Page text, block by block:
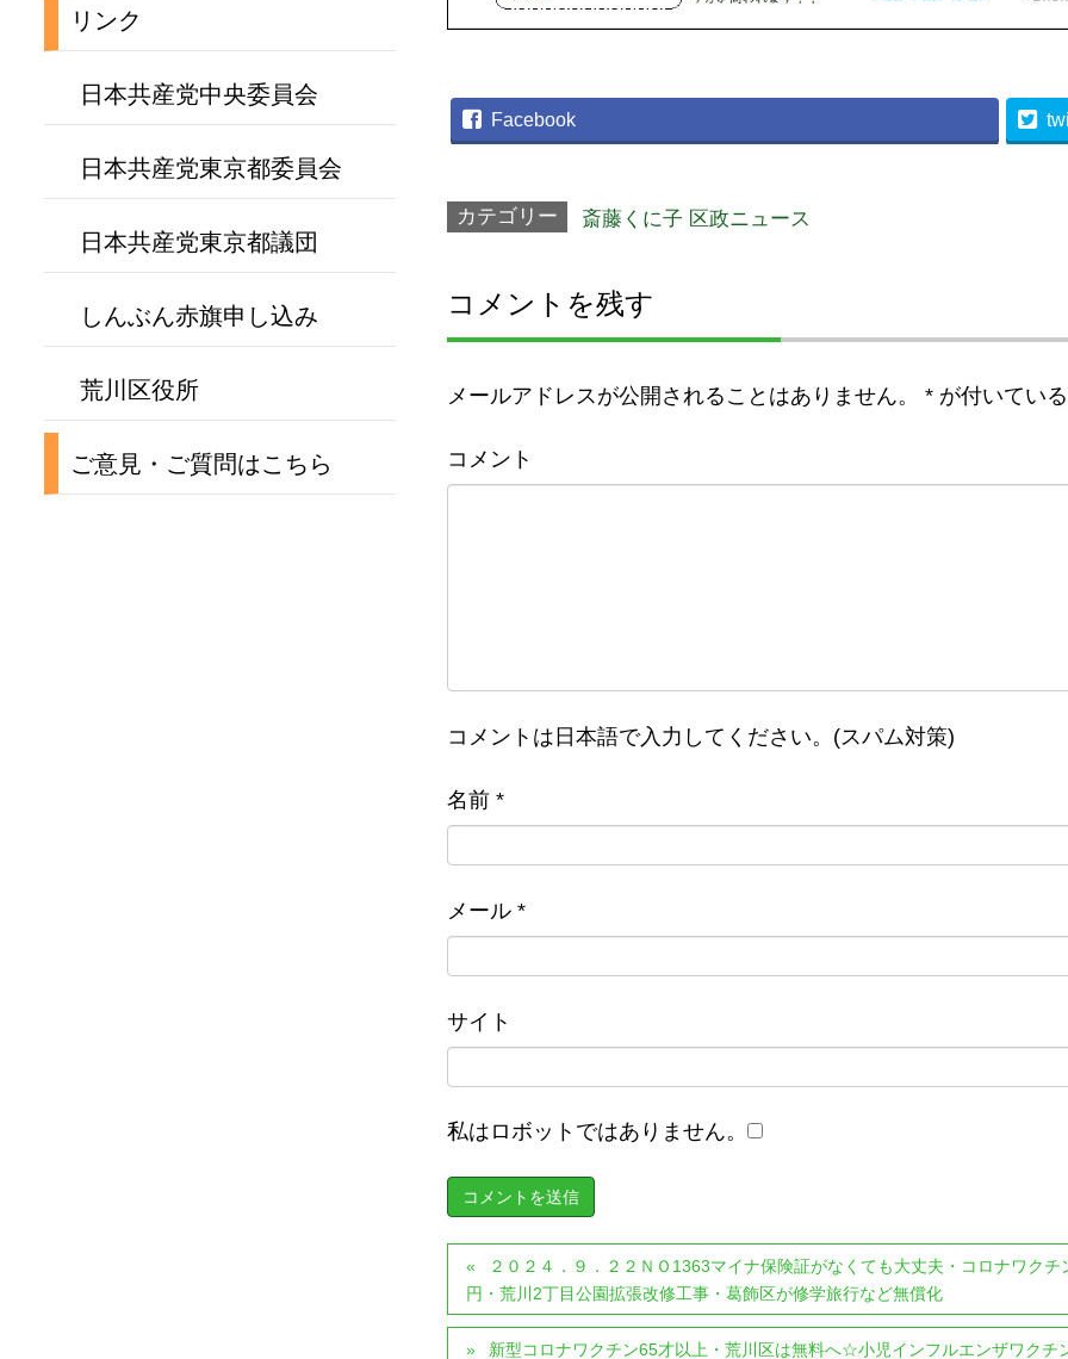
Facebook
カテゴリー 斎藤くに子 区政ニュース
コメントを残す
メールアドレスが公開されることはありません。 * が付いてい
コメント
コメントは日本語で入力してください。(スパム対策)
名前 *
メール *
サイト
私はロボットではありません。
２０２４．９．２２ＮＯ1363マイナ保険証がなくても大丈夫・コロナワク
円・荒川2丁目公園拡張改修工事・葛飾区が修学旅行など無償化
新型コロナワクチン65才以上・荒川区は無料へ☆小児インフルエンザワク
リンク
日本共産党中央委員会
日本共産党東京都委員会
日本共産党東京都議団
しんぶん赤旗申し込み
荒川区役所
ご意見・ご質問はこちら